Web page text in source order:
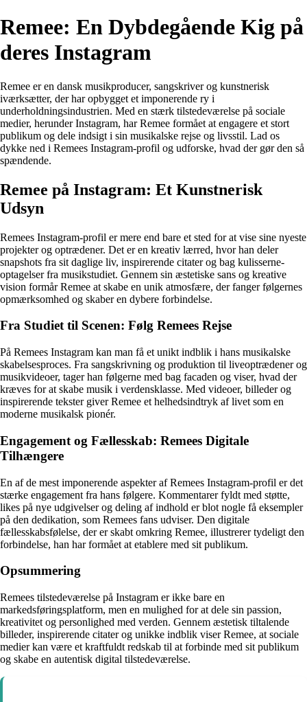
Remee: En Dybdegående Kig på
deres Instagram
Remee er en dansk musikproducer, sangskriver og kunstnerisk
iværksætter, der har opbygget et imponerende ry i
underholdningsindustrien. Med en stærk tilstedeværelse på sociale
medier, herunder Instagram, har Remee formået at engagere et stort
publikum og dele indsigt i sin musikalske rejse og livsstil. Lad os
dykke ned i Remees Instagram-profil og udforske, hvad der gør den så
spændende.
Remee på Instagram: Et Kunstnerisk
Udsyn
Remees Instagram-profil er mere end bare et sted for at vise sine nyeste
projekter og optrædener. Det er en kreativ lærred, hvor han deler
snapshots fra sit daglige liv, inspirerende citater og bag kulisserne-
optagelser fra musikstudiet. Gennem sin æstetiske sans og kreative
vision formår Remee at skabe en unik atmosfære, der fanger følgernes
opmærksomhed og skaber en dybere forbindelse.
Fra Studiet til Scenen: Følg Remees Rejse
På Remees Instagram kan man få et unikt indblik i hans musikalske
skabelsesproces. Fra sangskrivning og produktion til liveoptrædener og
musikvideoer, tager han følgerne med bag facaden og viser, hvad der
kræves for at skabe musik i verdensklasse. Med videoer, billeder og
inspirerende tekster giver Remee et helhedsindtryk af livet som en
moderne musikalsk pionér.
Engagement og Fællesskab: Remees Digitale
Tilhængere
En af de mest imponerende aspekter af Remees Instagram-profil er det
stærke engagement fra hans følgere. Kommentarer fyldt med støtte,
likes på nye udgivelser og deling af indhold er blot nogle få eksempler
på den dedikation, som Remees fans udviser. Den digitale
fællesskabsfølelse, der er skabt omkring Remee, illustrerer tydeligt den
forbindelse, han har formået at etablere med sit publikum.
Opsummering
Remees tilstedeværelse på Instagram er ikke bare en
markedsføringsplatform, men en mulighed for at dele sin passion,
kreativitet og personlighed med verden. Gennem æstetisk tiltalende
billeder, inspirerende citater og unikke indblik viser Remee, at sociale
medier kan være et kraftfuldt redskab til at forbinde med sit publikum
og skabe en autentisk digital tilstedeværelse.